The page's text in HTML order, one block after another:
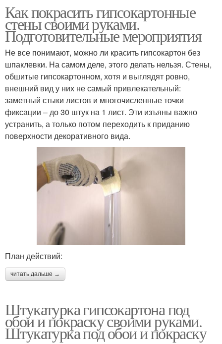
Как покрасить гипсокартонные
стены своими руками.
Подготовительные мероприятия
Не все понимают, можно ли красить гипсокартон без
шпаклевки. На самом деле, этого делать нельзя. Стены,
обшитые гипсокартонном, хотя и выглядят ровно,
внешний вид у них не самый привлекательный:
заметный стыки листов и многочисленные точки
фиксации – до 30 штук на 1 лист. Эти изъяны важно
устранить, а только потом переходить к приданию
поверхности декоративного вида.
План действий:
читать дальше →
Штукатурка гипсокартона под
обои и покраску своими руками.
Штукатурка под обои и покраску